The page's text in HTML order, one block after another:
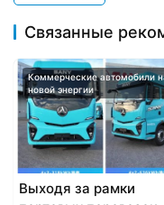
Связанные
Коммерческие автомобили
новой энергии
Выходя за рамки